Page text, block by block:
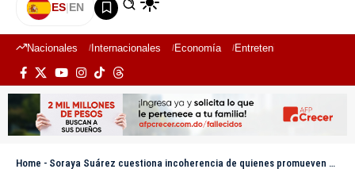
ES|EN
Nacionales Internacionales Economía Entretenimiento
Home - Soraya Suárez cuestiona incoherencia de quienes promueven castración química pero rechazaron sanciones más drásticas en el Código Penal